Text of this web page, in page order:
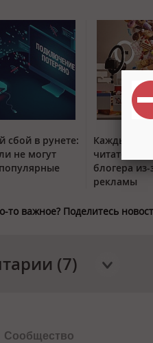
сбой в рунете:
не могут
Каждый
читатель
блогера
рекламы
то важное? Поделитесь
(7)
Сообщество